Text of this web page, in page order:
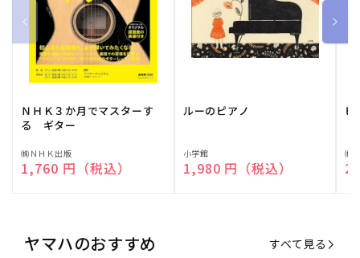
ＮＨＫ３か月でマスターす
る ギター
販
売
㈱ＮＨＫ出版
通常価格
1,760 円（税込）
ルーのピアノ
販
売
小学館
通常価格
1,980 円（税込）
ピ
販
売
㈱
ヤマハのおすすめ すべて見る